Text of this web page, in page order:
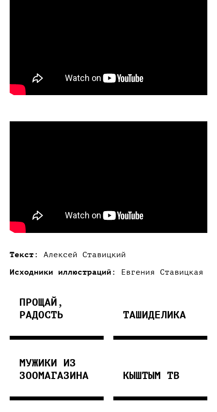
Текст: Алексей Ставицкий
Исходники иллюстраций: Евгения Ставицкая
ПРОЩАЙ,
РАДОСТЬ
ТАШИДЕЛИКА
МУЖИКИ ИЗ
ЗООМАГАЗИНА
КЫШТЫМ ТВ